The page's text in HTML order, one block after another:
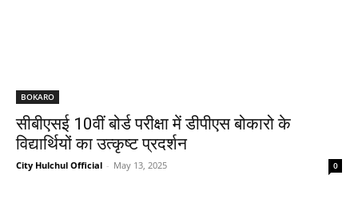
BOKARO
सीबीएसई 10वीं बोर्ड परीक्षा में डीपीएस बोकारो के
विद्यार्थियों का उत्कृष्ट प्रदर्शन
City Hulchul Official - May 13, 2025 0